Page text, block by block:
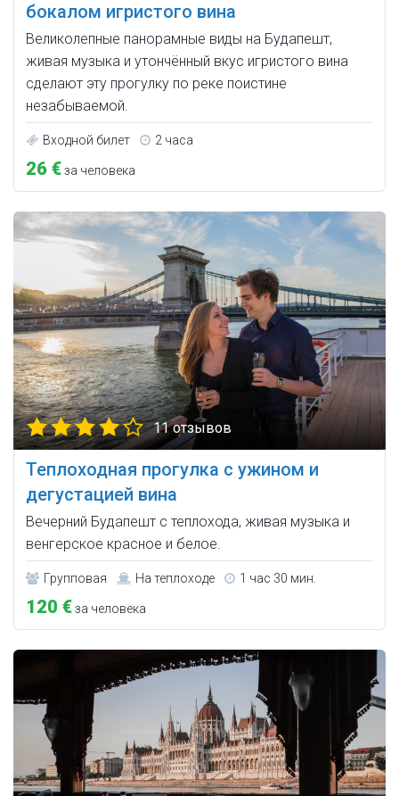
бокалом игристого вина
Великолепные панорамные виды на Будапешт,
живая музыка и утончённый вкус игристого вина
сделают эту прогулку по реке поистине
незабываемой.
Входной билет 2 часа
26 €за человека
11 отзывов
Теплоходная прогулка с ужином и
дегустацией вина
Вечерний Будапешт с теплохода, живая музыка и
венгерское красное и белое.
Групповая На теплоходе 1 час 30 мин.
120 €за человека